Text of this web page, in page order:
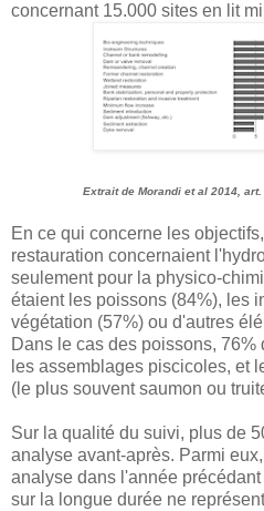
concernant 15.000 sites en lit
Extrait de Morandi et al 2014, art.
En ce qui concerne les
restauration concernaient
seulement pour la physico-
étaient les poissons (84%), les
végétation (57%) ou d'autres
Dans le cas des poissons,
les assemblages piscicoles, et
(le plus souvent saumon ou
Sur la qualité du suivi, plus de
analyse avant-après. Parmi
analyse dans l'année
sur la longue durée ne